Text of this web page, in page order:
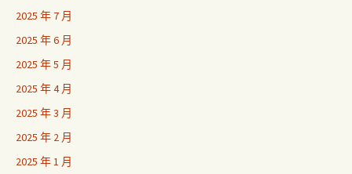
2025 年 7 月
2025 年 6 月
2025 年 5 月
2025 年 4 月
2025 年 3 月
2025 年 2 月
2025 年 1 月